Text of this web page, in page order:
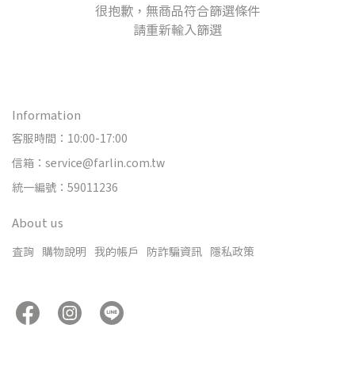
很抱歉，無商品符合篩選條件
請重新輸入篩選
Information
客服時間：10:00-17:00
信箱：service@farlin.com.tw
統一編號：59011236
About us
查詢 購物說明 我的帳戶 防詐騙資訊 隱私政策